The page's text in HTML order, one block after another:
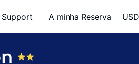
Support A minha Reserva USD